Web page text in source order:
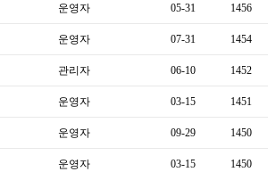
운영자 05-31 1456
운영자 07-31 1454
관리자 06-10 1452
운영자 03-15 1451
운영자 09-29 1450
운영자 03-15 1450